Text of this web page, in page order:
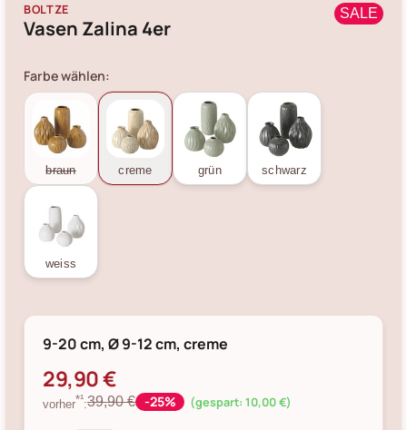
SALE
BOLTZE
Vasen Zalina 4er
Farbe wählen:
braun creme grün schwarz
weiss
9-20 cm, Ø 9-12 cm, creme
29,90 €
vorher*¹:39,90 € -25% (gespart: 10,00 €)